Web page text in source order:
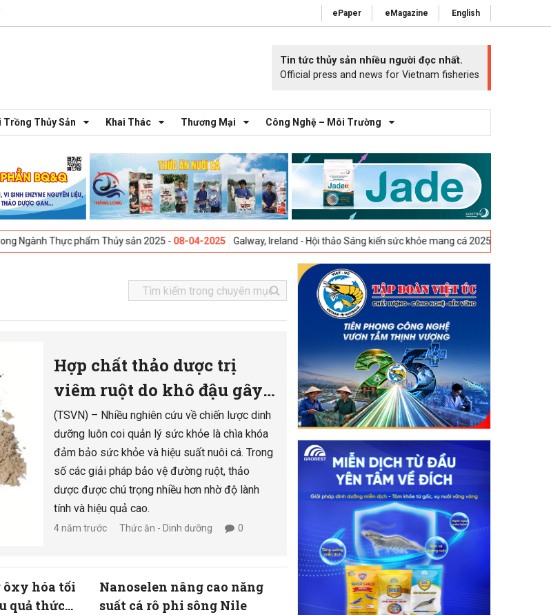
ePaper eMagazine English
Tin tức thủy sản nhiều người đọc nhất.
Official press and news for Vietnam fisheries
Trồng Thủy Sản Khai Thác Thương Mại Công Nghệ – Môi Trường
phẩm Thủy sản 2025 -08-04-2025 Galway, Ireland - Hội thảo Sáng kiến sức khỏe mang cá 2025 -23-04-2025
Hợp chất thảo dược trị
viêm ruột do khô đậu gây
ra trên cá hồi
(TSVN) – Nhiều nghiên cứu về chiến lược dinh
dưỡng luôn coi quản lý sức khỏe là chìa khóa
đảm bảo sức khỏe và hiệu suất nuôi cá. Trong
số các giải pháp bảo vệ đường ruột, thảo
dược được chú trọng nhiều hơn nhờ độ lành
tính và hiệu quả cao.
4 năm trước Thức ăn - Dinh dưỡng 0
ôxy hóa tối
Nanoselen nâng cao năng
suất cá rô phi sông Nile